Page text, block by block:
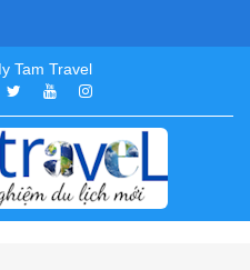
Tam Travel